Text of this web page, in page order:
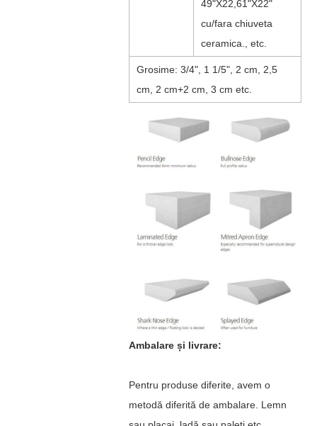
49"X22,61"X22"
cu/fara chiuveta
ceramica., etc.
Grosime: 3/4", 1 1/5", 2 cm, 2,5
cm, 2 cm+2 cm, 3 cm etc.
Ambalare și livrare:
Pentru produse diferite, avem o
metodă diferită de ambalare. Lemn